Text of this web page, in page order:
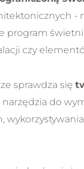
-
program
czy
sprawdza się
do